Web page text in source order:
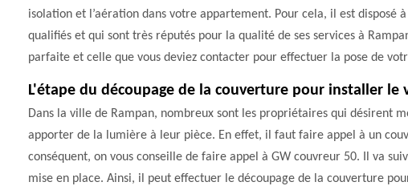
isolation et l’aération dans votre appartement. Pour cela, il est disposé
qualifiés et qui sont très réputés pour la qualité de ses services à
parfaite et celle que vous deviez contacter pour effectuer la pose de
L'étape du découpage de la couverture pour installer le
Dans la ville de Rampan, nombreux sont les propriétaires qui désirent
apporter de la lumière à leur pièce. En effet, il faut faire appel à un
conséquent, on vous conseille de faire appel à GW couvreur 50. Il va
mise en place. Ainsi, il peut effectuer le découpage de la couverture